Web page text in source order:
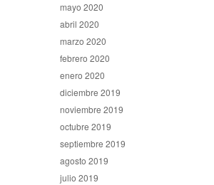
mayo 2020
abril 2020
marzo 2020
febrero 2020
enero 2020
diciembre 2019
noviembre 2019
octubre 2019
septiembre 2019
agosto 2019
julio 2019